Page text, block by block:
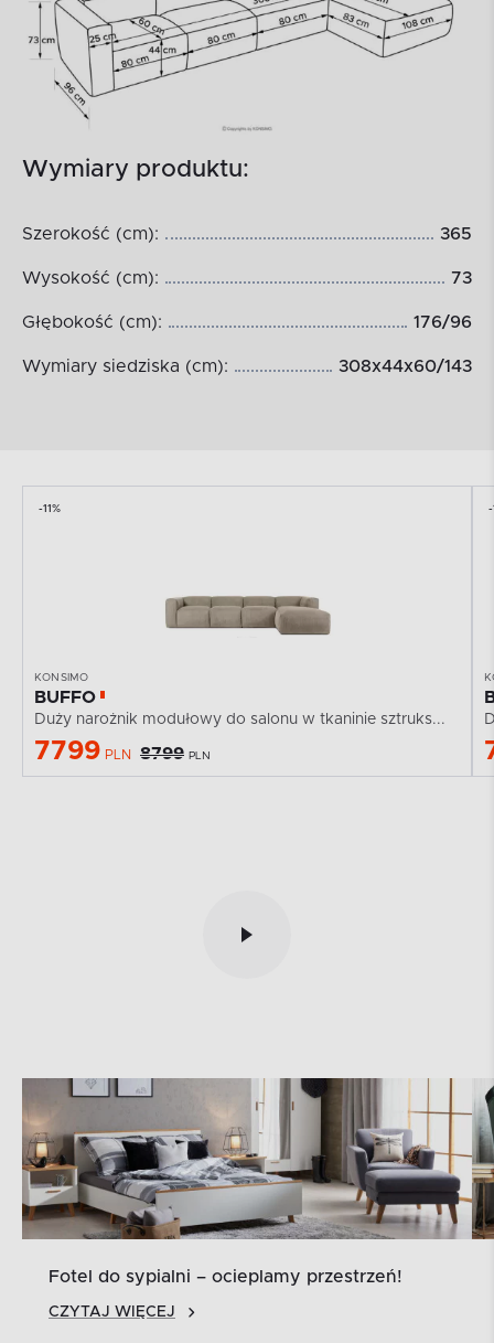
Wymiary produktu:
Szerokość (cm): 365
Wysokość (cm): 73
Głębokość (cm): 176/96
Wymiary siedziska (cm): 308x44x60/143
-11%
KONSIMO
BUFFO
Duży narożnik modułowy do salonu w tkaninie sztruks...
7799 PLN 8799 PLN
-
Fotel do sypialni – ocieplamy przestrzeń!
CZYTAJ WIĘCEJ